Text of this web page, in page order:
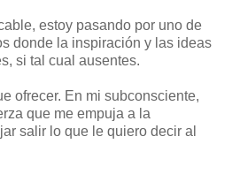
estoy pasando por uno de
donde la inspiración y las ideas
si tal cual ausentes.
ofrecer. En mi subconsciente,
que me empuja a la
salir lo que le quiero decir al